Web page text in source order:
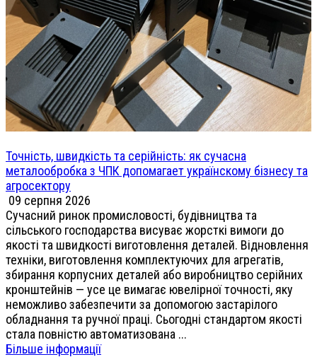
Точність, швидкість та серійність: як сучасна
металообробка з ЧПК допомагает українскому бізнесу та
агросектору
09 серпня 2026
Сучасний ринок промисловості, будівництва та
сільського господарства висуває жорсткі вимоги до
якості та швидкості виготовлення деталей. Відновлення
техніки, виготовлення комплектуючих для агрегатів,
збирання корпусних деталей або виробництво серійних
кронштейнів — усе це вимагає ювелірної точності, яку
неможливо забезпечити за допомогою застарілого
обладнання та ручної праці. Сьогодні стандартом якості
стала повністю автоматизована ...
Більше інформації